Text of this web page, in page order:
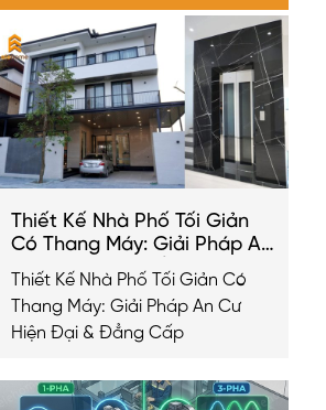
Thiết Kế Nhà Phố Tối Giản
Có Thang Máy: Giải Pháp An
Cư Hiện Đại & Đẳng Cấp
2026
Thiết Kế Nhà Phố Tối Giản Có
Thang Máy: Giải Pháp An Cư
Hiện Đại & Đẳng Cấp